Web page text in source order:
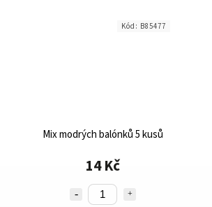
Mix modrých balónků 5 kusů
14 Kč
Kód: B85477